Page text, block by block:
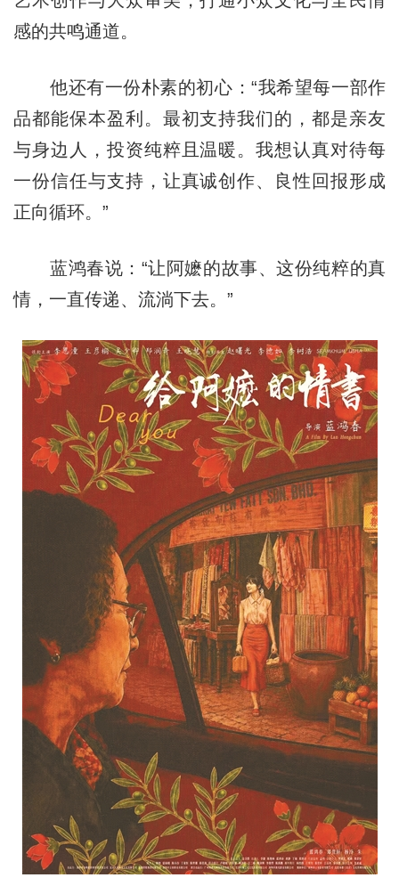
感的共鸣通道。
他还有一份朴素的初心：“我希望每一部作
品都能保本盈利。最初支持我们的，都是亲友
与身边人，投资纯粹且温暖。我想认真对待每
一份信任与支持，让真诚创作、良性回报形成
正向循环。”
蓝鸿春说：“让阿嬷的故事、这份纯粹的真
情，一直传递、流淌下去。”